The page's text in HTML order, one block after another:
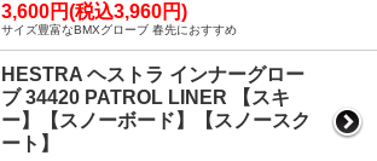
3,600円(税込3,960円)
サイズ豊富なBMXグローブ 春先におすすめ
HESTRA ヘストラ インナーグロー
ブ 34420 PATROL LINER 【スキ
ー】【スノーボード】【スノースク
ート】